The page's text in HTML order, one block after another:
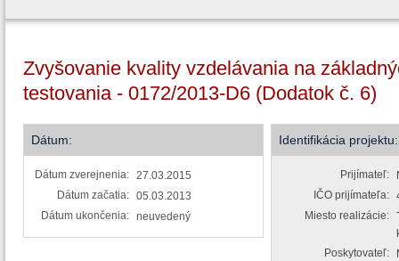
Zvyšovanie kvality vzdelávania na
testovania - 0172/2013-D6 (Dodatok č. 6)
Dátum:
Dátum zverejnenia: 27.03.2015
Dátum začatia: 05.03.2013
Dátum ukončenia: neuvedený
Identifikácia projektu:
Prijímateľ:
IČO prijímateľa:
Miesto realizácie:
Poskytovateľ: